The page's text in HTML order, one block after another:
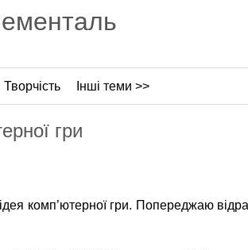
Творчість Інші теми >>
гри
комп’ютерної гри. Попереджаю